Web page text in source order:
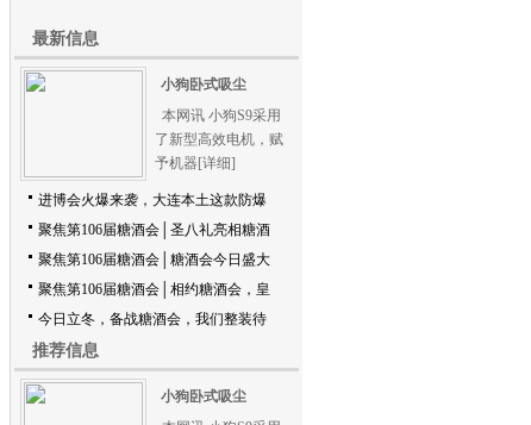
最新信息
小狗卧式吸尘
本网讯 小狗S9采用
了新型高效电机，赋
予机器 [详细]
进博会火爆来袭，大连本土这款防爆
聚焦第106届糖酒会│圣八礼亮相糖酒
聚焦第106届糖酒会│糖酒会今日盛大
聚焦第106届糖酒会│相约糖酒会，皇
今日立冬，备战糖酒会，我们整装待
推荐信息
小狗卧式吸尘